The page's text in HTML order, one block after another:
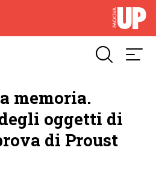
memoria.
oggetti di
di Proust